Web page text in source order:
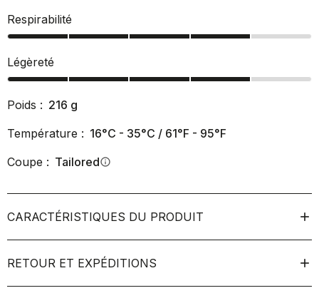
Respirabilité
Légèreté
Poids : 216 g
Température : 16°C - 35°C / 61°F - 95°F
Coupe : Tailoredinfo
CARACTÉRISTIQUES DU PRODUIT
RETOUR ET EXPÉDITIONS